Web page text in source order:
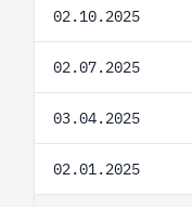
02.10.2025
02.07.2025
03.04.2025
02.01.2025